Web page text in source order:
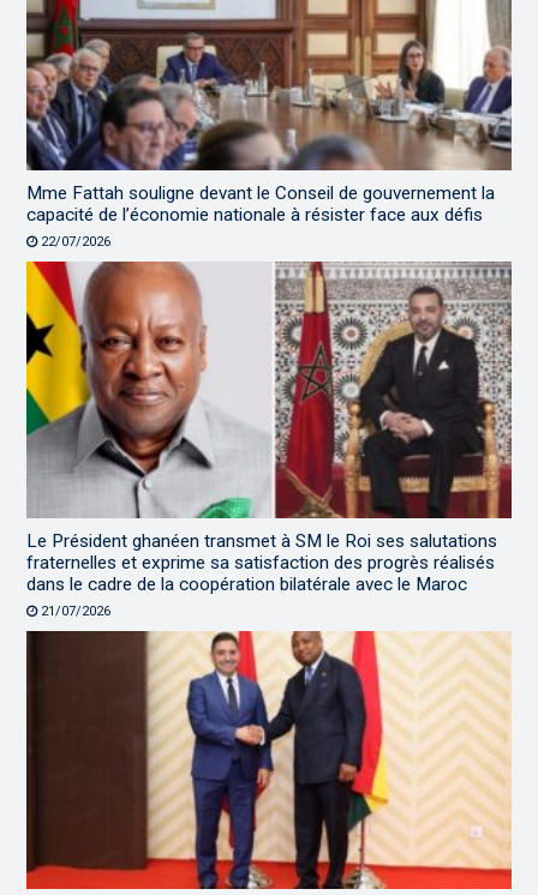
Mme Fattah souligne devant le Conseil de gouvernement la
capacité de l’économie nationale à résister face aux défis
22/07/2026
Le Président ghanéen transmet à SM le Roi ses salutations
fraternelles et exprime sa satisfaction des progrès réalisés
dans le cadre de la coopération bilatérale avec le Maroc
21/07/2026